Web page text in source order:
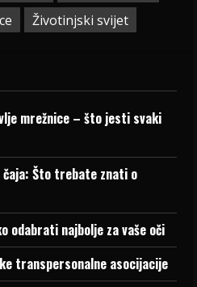
Životinjski svijet
mrežnice – što jesti svaki
Što trebate znati o
odabrati najbolje za vaše oči
transpersonalne asocijacije